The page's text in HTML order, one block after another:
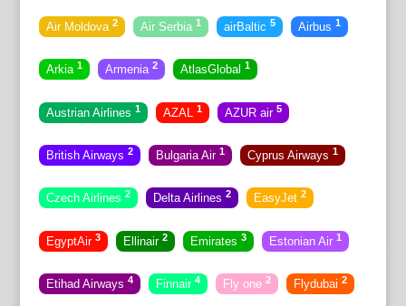
Air Moldova 2 Air Serbia 1 airBaltic 5 Airbus 1
Arkia 1 Armenia 2 AtlasGlobal 1
Austrian Airlines 1 AZAL 1 AZUR air 5
British Airways 2 Bulgaria Air 1 Cyprus Airways 1
Czech Airlines 2 Delta Airlines 2 EasyJet 2
EgyptAir 3 Ellinair 2 Emirates 3 Estonian Air 1
Etihad Airways 4 Finnair 4 Fly one 2 Flydubai 2